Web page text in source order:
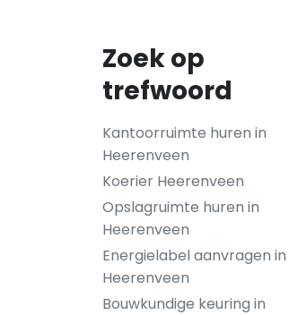
Zoek op
trefwoord
Kantoorruimte huren in
Heerenveen
Koerier Heerenveen
Opslagruimte huren in
Heerenveen
Energielabel aanvragen in
Heerenveen
Bouwkundige keuring in